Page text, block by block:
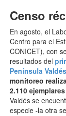
Censo
En agosto, el
Centro para el
CONICET), con
resultados del
Península
monitoreo
2.110
Valdés se
especie -la otra